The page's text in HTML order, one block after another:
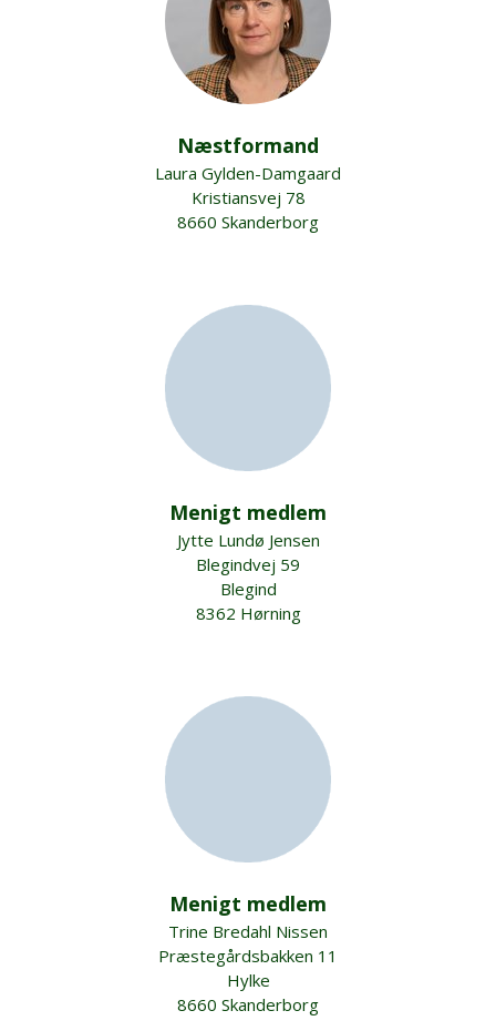
Næstformand
Laura Gylden-Damgaard
Kristiansvej 78
8660 Skanderborg
Menigt medlem
Jytte Lundø Jensen
Blegindvej 59
Blegind
8362 Hørning
Menigt medlem
Trine Bredahl Nissen
Præstegårdsbakken 11
Hylke
8660 Skanderborg